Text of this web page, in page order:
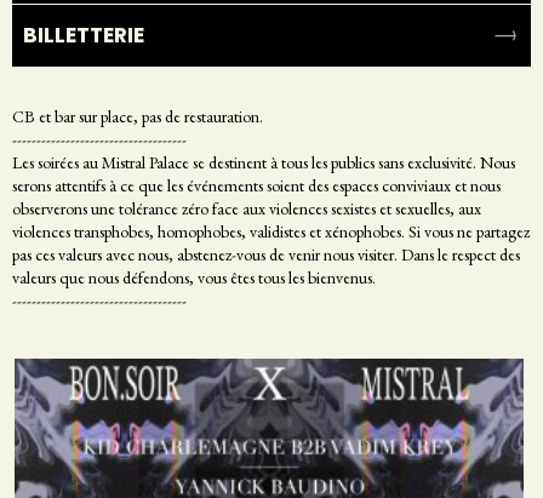
BILLETTERIE
CB et bar sur place, pas de restauration.
------------------------------------
Les soirées au Mistral Palace se destinent à tous les publics sans exclusivité. Nous
serons attentifs à ce que les événements soient des espaces conviviaux et nous
observerons une tolérance zéro face aux violences sexistes et sexuelles, aux
violences transphobes, homophobes, validistes et xénophobes. Si vous ne partagez
pas ces valeurs avec nous, abstenez-vous de venir nous visiter. Dans le respect des
valeurs que nous défendons, vous êtes tous les bienvenus.
------------------------------------